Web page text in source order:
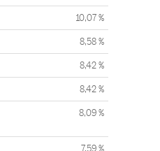
10,07 %
8,58 %
8,42 %
8,42 %
8,09 %
7,59 %